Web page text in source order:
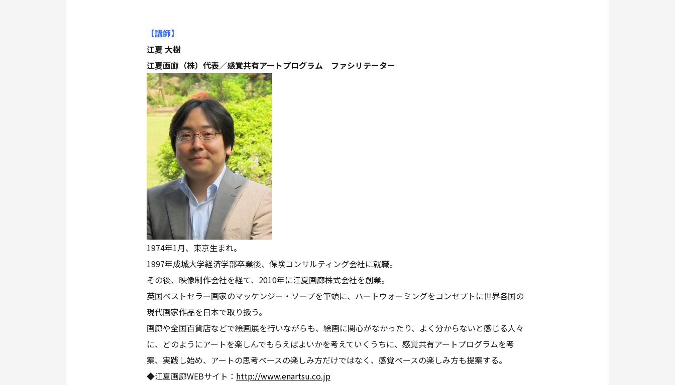
【講師】
江夏 大樹
江夏画廊（株）代表／感覚共有アートプログラム ファシリテーター
1974年1月、東京生まれ。
1997年成城大学経済学部卒業後、保険コンサルティング会社に就職。
その後、映像制作会社を経て、2010年に江夏画廊株式会社を創業。
英国ベストセラー画家のマッケンジー・ソープを筆頭に、ハートウォーミングをコンセプトに世界各国の
現代画家作品を日本で取り扱う。
画廊や全国百貨店などで絵画展を行いながらも、絵画に関心がなかったり、よく分からないと感じる人々
に、どのようにアートを楽しんでもらえばよいかを考えていくうちに、感覚共有アートプログラムを考
案、実践し始め、アートの思考ベースの楽しみ方だけではなく、感覚ベースの楽しみ方も提案する。
◆江夏画廊WEBサイト： http://www.enartsu.co.jp